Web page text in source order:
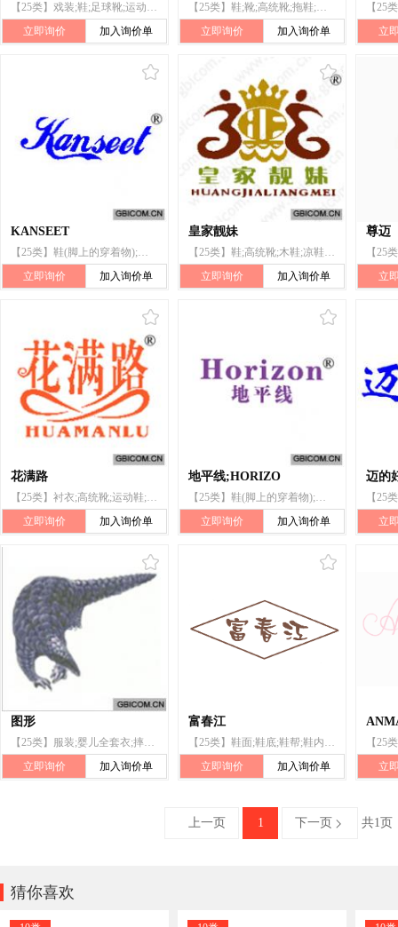
【25类】戏装;鞋;足球靴;运动鞋;浴帽;系带靴子;拖鞋;凉鞋;高统靴
立即询价
加入询价单
【25类】鞋;靴;高统靴;拖鞋;木鞋;凉鞋;运动鞋;鞋底;鞋和靴的金属附件;鞋跟
立即询价
加入询价单 立
KANSEET
【25类】鞋(脚上的穿着物);凉鞋;鞋;鞋垫;鞋后跟;靴;鞋底;高统靴;靴跟;雨鞋
立即询价
加入询价单
皇家靓妹
【25类】鞋;高统靴;木鞋;凉鞋;鞋尖;系带靴子;运动鞋;套鞋;拖鞋;雨鞋
立即询价
加入询价单
尊迈
立
花满路
【25类】衬衣;高统靴;运动鞋;鞋(脚上的穿着物);凉鞋;袜;手套(服装);服装;腰带;内衣
立即询价
加入询价单
地平线;HORIZO
【25类】鞋(脚上的穿着物);靴;半统靴;高统靴;拖鞋;凉鞋;运动鞋;运动靴;鞋底;鞋垫
立即询价
加入询价单
迈的
立
图形
【25类】服装;婴儿全套衣;摔跤服;足球鞋;高统靴;风帽(服装);袜;手套(服装);领带;皮带(服饰用)
立即询价
加入询价单
富春江
【25类】鞋面;鞋底;鞋帮;鞋内底;鞋垫;运动鞋;拖鞋;高统靴;鞋(脚上的穿着物);鞋和靴的金属附件
立即询价
加入询价单 立
上一页 1 下一页  共1页
猜你喜欢